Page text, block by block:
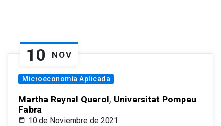
10 NOV
Microeconomía Aplicada
Martha Reynal Querol, Universitat Pompeu
Fabra
10 de Noviembre de 2021